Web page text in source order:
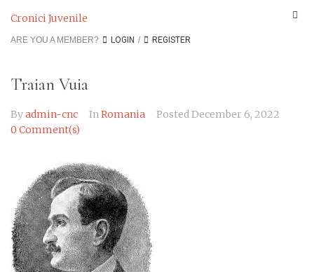
Cronici Juvenile
ARE YOU A MEMBER? LOGIN / REGISTER
Traian Vuia
Byadmin-cnc InRomania PostedDecember 6, 2022
0 Comment(s)